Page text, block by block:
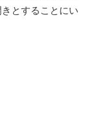
とすることにい